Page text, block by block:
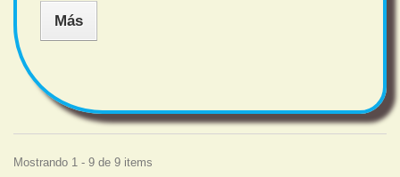
Más
Mostrando 1 - 9 de 9 items